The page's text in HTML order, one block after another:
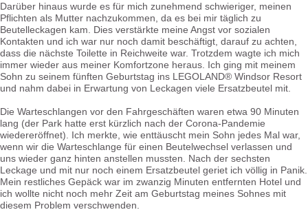
Darüber hinaus wurde es für mich zunehmend schwieriger, meinen
Pflichten als Mutter nachzukommen, da es bei mir täglich zu
Beutelleckagen kam. Dies verstärkte meine Angst vor sozialen
Kontakten und ich war nur noch damit beschäftigt, darauf zu achten,
dass die nächste Toilette in Reichweite war. Trotzdem wagte ich mich
immer wieder aus meiner Komfortzone heraus. Ich ging mit meinem
Sohn zu seinem fünften Geburtstag ins LEGOLAND® Windsor Resort
und nahm dabei in Erwartung von Leckagen viele Ersatzbeutel mit.
Die Warteschlangen vor den Fahrgeschäften waren etwa 90 Minuten
lang (der Park hatte erst kürzlich nach der Corona-Pandemie
wiedereröffnet). Ich merkte, wie enttäuscht mein Sohn jedes Mal war,
wenn wir die Warteschlange für einen Beutelwechsel verlassen und
uns wieder ganz hinten anstellen mussten. Nach der sechsten
Leckage und mit nur noch einem Ersatzbeutel geriet ich völlig in Panik.
Mein restliches Gepäck war im zwanzig Minuten entfernten Hotel und
ich wollte nicht noch mehr Zeit am Geburtstag meines Sohnes mit
diesem Problem verschwenden.